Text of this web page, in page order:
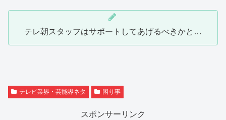
テレ朝スタッフはサポートしてあげるべきかと…
テレビ業界・芸能界ネタ 困り事
スポンサーリンク